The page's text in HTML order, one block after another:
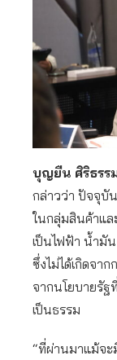
บุญยืน ศิริธรร
กล่าวว่า ปัจจุบั
ในกลุ่มสินค้าแล
เป็นไฟฟ้า น้ำมั
ซึ่งไม่ได้เกิดจา
จากนโยบายรัฐ
เป็นธรรม
“ที่ผ่านมาแม้จะ